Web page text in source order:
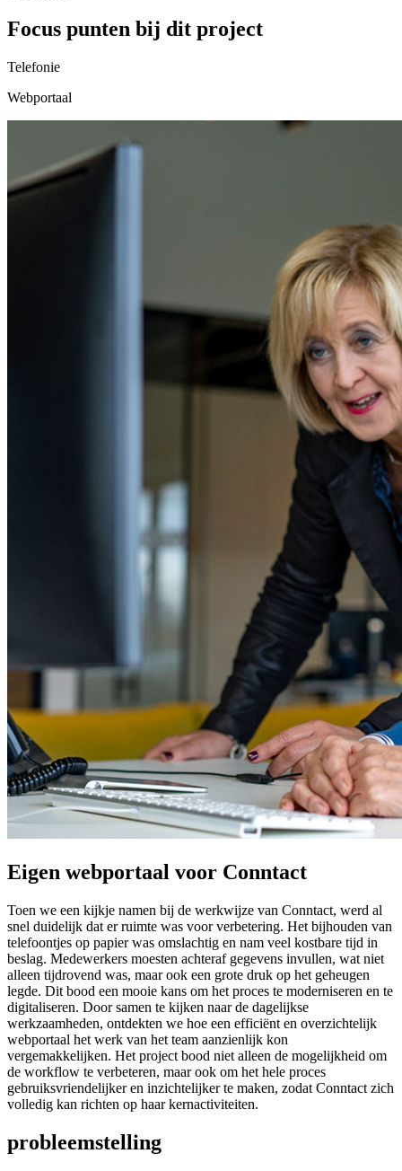
Focus punten bij dit project
Telefonie
Webportaal
Eigen webportaal voor Conntact
Toen we een kijkje namen bij de werkwijze van Conntact, werd al
snel duidelijk dat er ruimte was voor verbetering. Het bijhouden van
telefoontjes op papier was omslachtig en nam veel kostbare tijd in
beslag. Medewerkers moesten achteraf gegevens invullen, wat niet
alleen tijdrovend was, maar ook een grote druk op het geheugen
legde. Dit bood een mooie kans om het proces te moderniseren en te
digitaliseren. Door samen te kijken naar de dagelijkse
werkzaamheden, ontdekten we hoe een efficiënt en overzichtelijk
webportaal het werk van het team aanzienlijk kon
vergemakkelijken. Het project bood niet alleen de mogelijkheid om
de workflow te verbeteren, maar ook om het hele proces
gebruiksvriendelijker en inzichtelijker te maken, zodat Conntact zich
volledig kan richten op haar kernactiviteiten.
probleemstelling